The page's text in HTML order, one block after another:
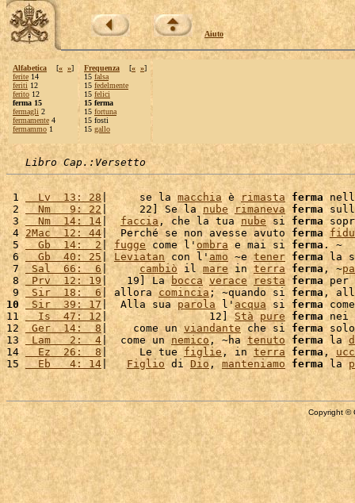
Aiuto
Alfabetica [« »]
ferite 14
feriti 12
ferito 12
ferma 15
fermagli 2
fermamente 4
fermammo 1
Frequenza [« »]
15 falsa
15 fedelmente
15 felici
15 ferma
15 fortuna
15 fosti
15 gallo
Libro Cap.:Versetto
1
  Lv  13: 28
|     se la macchia è rimasta ferma
2
  Nm   9: 22
|     22] Se la nube rimaneva ferma
3
  Nm  14: 14
| faccia, che la tua nube si ferma
4 2Mac  12: 44|  Perché se non avesse avuto ferma
5
  Gb  14:  2
| fugge come l' ombra e mai si ferma. ~
6
  Gb  40: 25
| Leviatan con l'amo ~e tener ferma la
7
Sal  66:  6| cambiò il mare in terra ferma , ~
8 Prv  12: 19 |   19] La bocca verace resta ferma per
9 Sir  18:  6| allora comincia ; ~quando si ferma ,
10
Sir  39: 17 |  Alla sua parola l' acqua si ferma
11
  Is  47: 12
|                12] Stà pure ferma nei
12
Ger  14:  8 |    come un viandante che si ferma
13
Lam   2:  4|  come un nemico , ~ha tenuto ferma la
14
  Ez  26:  8
|     Le tue figlie, in terra ferma,
15
  Eb   4: 14
| Figlio di Dio , manteniamo ferma la
Copyright ©